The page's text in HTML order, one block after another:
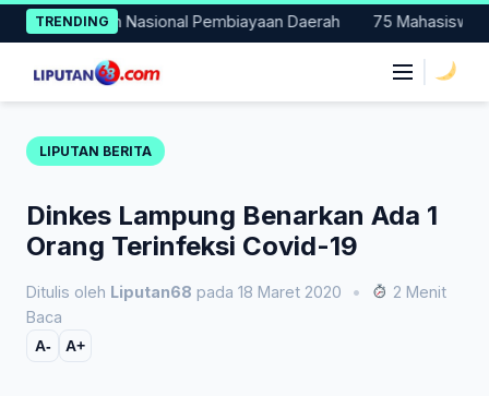
Skip
to
content
TRENDINGNasional Pembiayaan Daerah 75 Mahasiswa
LIPUTAN BERITA
Dinkes Lampung Benarkan Ada 1
Orang Terinfeksi Covid-19
Ditulis oleh Liputan68 pada 18 Maret 2020 •
2 Menit
Baca
A- A+